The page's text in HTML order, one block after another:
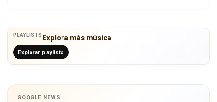
PLAYLISTS Explora más música
Explorar playlists
GOOGLE NEWS